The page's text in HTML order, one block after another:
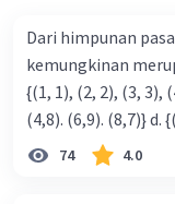
Dari himpunan
kemungkinan merupakan ko-
{(1, 1), (2, 2), (3, 3), (4,4)} b. {(1, 2), (2, 3), (3, 4).
74 4.0